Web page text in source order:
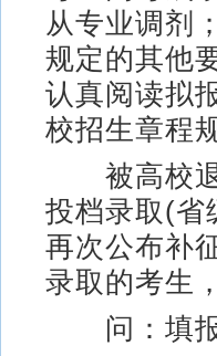
从专业调剂
规定的其他
认真阅读拟
校招生章程
被高校退
投档录取(省
再次公布补
录取的考生
问：填报